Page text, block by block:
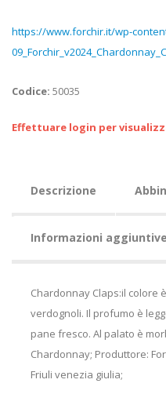
https://www.forchir.it/wp-
Codice: 50035
Effettuare login per
Descrizione
Informazioni aggiuntive
Chardonnay Claps:il colore
verdognoli. Il profumo è
pane fresco. Al palato è
Chardonnay; Produttore:
Friuli venezia giulia;